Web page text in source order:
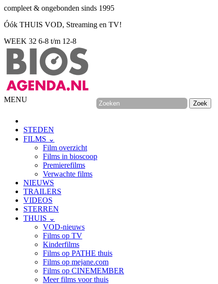
compleet & ongebonden sinds 1995
Óók THUIS VOD, Streaming en TV!
WEEK 32 6-8 t/m 12-8
MENU
STEDEN
FILMS ⌄
Film overzicht
Films in bioscoop
Premierefilms
Verwachte films
NIEUWS
TRAILERS
VIDEOS
STERREN
THUIS ⌄
VOD-nieuws
Films op TV
Kinderfilms
Films op PATHE thuis
Films op mejane.com
Films op CINEMEMBER
Meer films voor thuis